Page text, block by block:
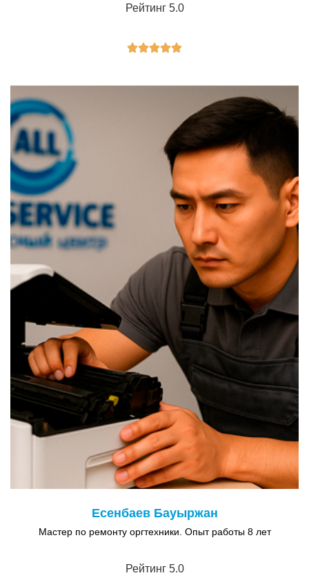
Рейтинг 5.0
Есенбаев Бауыржан
Мастер по ремонту оргтехники. Опыт работы 8 лет
Рейтинг 5.0